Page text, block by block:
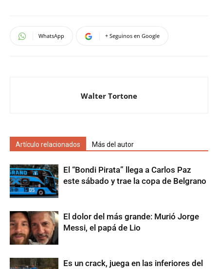
WhatsApp + Seguinos en Google
Walter Tortone
Artículo relacionados Más del autor
El “Bondi Pirata” llega a Carlos Paz
este sábado y trae la copa de Belgrano
El dolor del más grande: Murió Jorge
Messi, el papá de Lio
Es un crack, juega en las inferiores del